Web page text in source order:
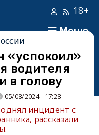
Меню
18+
«успокоил»
водителя
в голову
05/08/2024 - 17:28
инцидент с
рассказали